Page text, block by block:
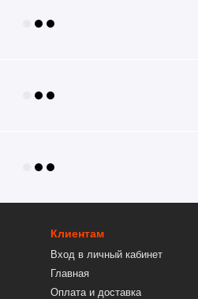
Клиентам
Вход в личный кабинет
Главная
Оплата и доставка